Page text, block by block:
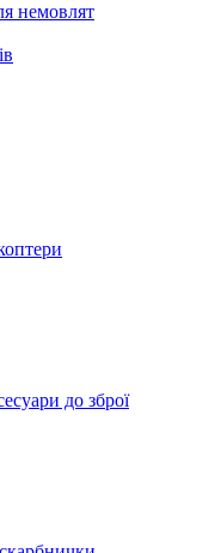
немовлят
до зброї